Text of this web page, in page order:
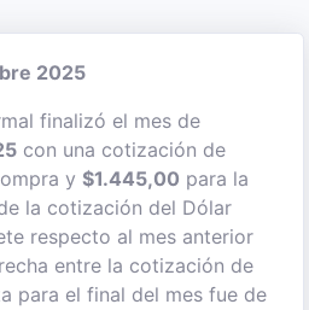
2025
finalizó el mes de
con una cotización de
y $1.445,00 para la
la cotización del Dólar
respecto al mes anterior
entre la cotización de
para el final del mes fue de